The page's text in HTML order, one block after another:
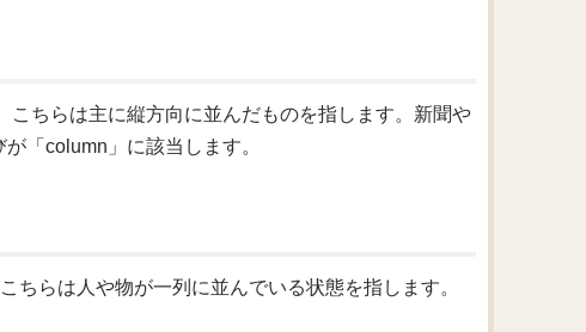
こちらは主に縦方向に並んだものを指します。新聞や
「column」に該当します。
ちらは人や物が一列に並んでいる状態を指します。